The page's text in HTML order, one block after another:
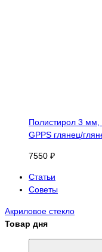
Полистирол 3
GPPS глянец/
7550 ₽
Статьи
Советы
Акриловое стекло
Товар дня